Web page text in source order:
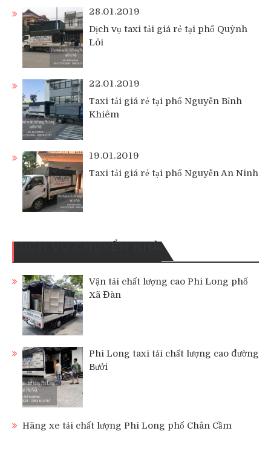
28.01.2019
Dịch vụ taxi tải giá rẻ tại phố Quỳnh
Lôi
22.01.2019
Taxi tải giá rẻ tại phố Nguyễn Bỉnh
Khiêm
19.01.2019
Taxi tải giá rẻ tại phố Nguyễn An Ninh
DỊCH VỤ CHUYỂN NHÀ
Vận tải chất lượng cao Phi Long phố
Xã Đàn
Phi Long taxi tải chất lượng cao đường
Bưởi
Hãng xe tải chất lượng Phi Long phố Chân Cầm